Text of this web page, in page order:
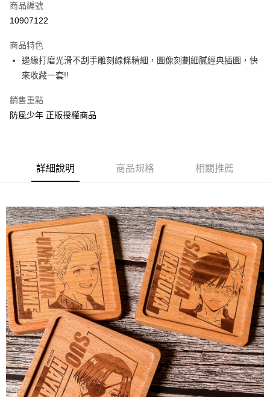
超商取貨付款
Apple Pay
街口支付
悠遊付
AFTEE先享後付是「在收到商品之後才付款」的支付方式。 讓您購物簡單
便利好安心！
３．安心：先確認商品／服務後，再付款。
【「AFTEE先享後付」結帳流程】
１．於結帳方式選擇「AFTEE先享後付」後，將跳轉至「AFTEE先享後付」
結帳頁面，進行簡訊認證並確認金額後，即可完成結帳。
２．訂單成立數日內，您將收到繳費通知簡訊。
３．收到繳費通知簡訊後14天內，點擊此簡訊中的連結，可透過四大超商／
ATM／網路銀行／等多元方式進行付款，方視為交易完成。
※ 請注意：結帳手續完成當下不需立刻繳費，但若您需要取消訂單，請聯絡
購買商品的店家。未經商家同意取消之訂單仍視為有效，需透過AFTEE先享
後付繳納相關費用。
※ 交易是否成功請以「AFTEE先享後付 」之結帳頁面顯示為準，若有關於
是否繳費成功／繳費後需取消欲退款等相關疑問，請聯繫「AFTEE先享後付
客戶支援中心」 https://netprotections.freshdesk.com/support/home
【注意事項】
１．透過由恩沛科技股份有限公司提供之「AFTEE先享後付」服務完成之交
易，需依本服務之必要範圍內提供個人資料，並將交易相關給付款項請求債
ATM付款
全家付款取貨
每筆NT$60，滿NT$499(含以上)免運費
付款後全家取貨
每筆NT$60，滿NT$499(含以上)免運費
7-11付款取貨
每筆NT$60，滿NT$499(含以上)免運費
付款後7-11取貨
每筆NT$60，滿NT$499(含以上)免運費
宅配
每筆NT$120，滿NT$499(含以上)免運費
商品編號
10907122
商品特色
邊緣打磨光滑不刮手雕刻線條精細，圖像刻劃細膩經典插圖，快
來收藏一套!!
銷售重點
防風少年 正版授權商品
詳細說明 商品規格 相關推薦